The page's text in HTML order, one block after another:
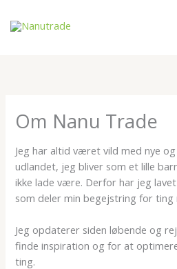
Om Nanu Trade
Jeg har altid været vild med nye
udlandet, jeg bliver som et lille
ikke lade være. Derfor har jeg
som deler min begejstring for ting
Jeg opdaterer siden løbende og
finde inspiration og for at
ting.